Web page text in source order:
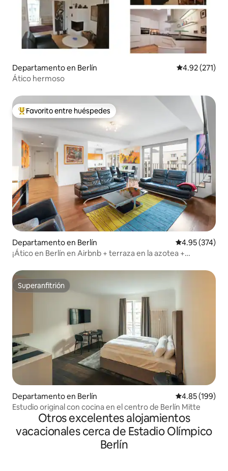
Departamento en Berlín Calificación
4.92 (271)
Ático hermoso
De los mejores en Favorito entre huéspedes
Favorito entre huéspedes
Departamento en Berlín Calificación
4.95 (374)
¡Ático en Berlín en Airbnb + terraza en la azotea +
Superanfitrión
Superanfitrión
Departamento en Berlín Calificación
4.85 (199)
Estudio original con cocina en el centro de Berlín Mitte
Otros excelentes alojamientos
vacacionales cerca de Estadio Olímpico
Berlín